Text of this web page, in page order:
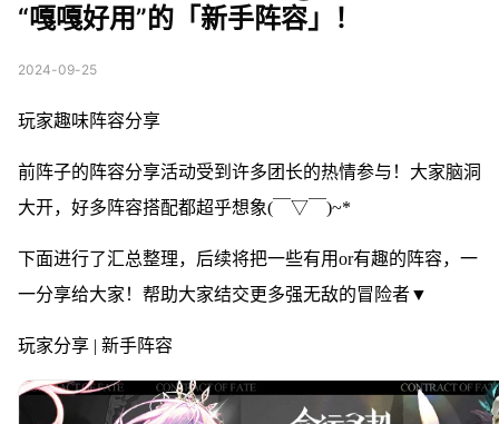
“嘎嘎好用”的「新手阵容」！
2024-09-25
玩家趣味阵容分享
前阵子的阵容分享活动受到许多团长的热情参与！大家脑洞
大开，好多阵容搭配都超乎想象(￣▽￣)~*
下面进行了汇总整理，后续将把一些有用or有趣的阵容，一
一分享给大家！帮助大家结交更多强无敌的冒险者▼
玩家分享 | 新手阵容